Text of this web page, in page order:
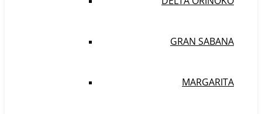
GRAN SABANA
MARGARITA